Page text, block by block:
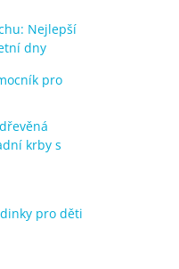
Nejlepší
dny
pro
krby s
pro děti